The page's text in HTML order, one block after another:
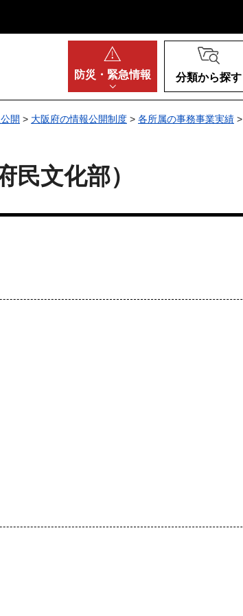
防災・ 緊急情報 分類から探す
開 > 大阪府の情報公開制度 > 各所属の事務事業実績 >
民文化部）